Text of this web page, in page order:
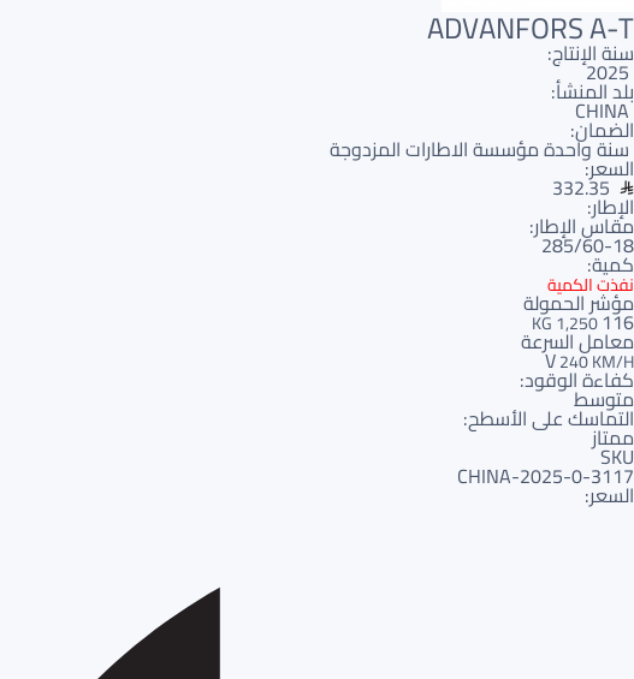
ADVANFORS A-T
سنة الإنتاج:
2025
بلد المنشأ:
CHINA
الضمان:
سنة واحدة مؤسسة الاطارات المزدوجة
السعر:
332.35
الإطار:
مقاس الإطار:
285/60-18
كمية:
نفذت الكمية
مؤشر الحمولة
116
1,250 KG
معامل السرعة
V240 KM/H
كفاءة الوقود:
متوسط
التماسك على الأسطح:
ممتاز
SKU
3117-CHINA-2025-0
السعر: